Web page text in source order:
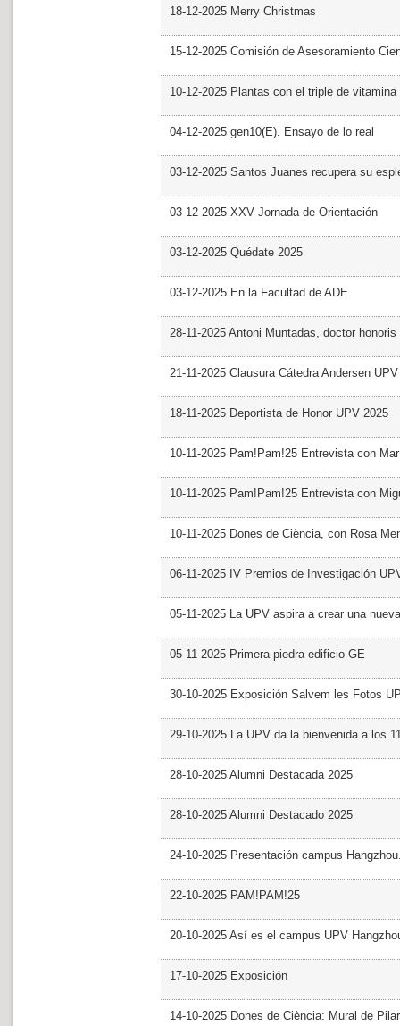
18-12-2025 Merry Christmas
15-12-2025 Comisión de Asesoramiento
10-12-2025 Plantas con el triple de vitamina
04-12-2025 gen10(E). Ensayo de lo real
03-12-2025 Santos Juanes recupera su
03-12-2025 XXV Jornada de Orientación
03-12-2025 Quédate 2025
03-12-2025 En la Facultad de ADE
28-11-2025 Antoni Muntadas, doctor
21-11-2025 Clausura Cátedra Andersen UPV
18-11-2025 Deportista de Honor UPV 2025
10-11-2025 Pam!Pam!25 Entrevista con
10-11-2025 Pam!Pam!25 Entrevista con
10-11-2025 Dones de Ciència, con Rosa
06-11-2025 IV Premios de Investigación
05-11-2025 La UPV aspira a crear una
05-11-2025 Primera piedra edificio GE
30-10-2025 Exposición Salvem les Fotos
29-10-2025 La UPV da la bienvenida a los
28-10-2025 Alumni Destacada 2025
28-10-2025 Alumni Destacado 2025
24-10-2025 Presentación campus
22-10-2025 PAM!PAM!25
20-10-2025 Así es el campus UPV
17-10-2025 Exposición
14-10-2025 Dones de Ciència: Mural de